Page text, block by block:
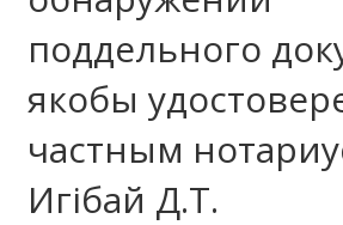
поддельного
якобы
частным
Игібай Д.Т.